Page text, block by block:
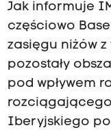
Jak informuje
częściowo
zasięgu niżów
pozostały
pod wpływem
rozciągającego
Iberyjskiego po